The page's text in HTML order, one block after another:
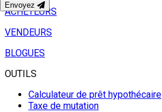
ACHETEURS
VENDEURS
BLOGUES
OUTILS
Calculateur de prêt hypothécaire
Taxe de mutation
Envoyez